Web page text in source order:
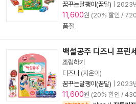
꿈꾸는달팽이(꿈달)
2023
11,600원 (20% 할인 /
품절
백설공주 디즈니 프린
조립하기
디즈니 (지은이)
꿈꾸는달팽이(꿈달)
2023
11,600원 (20% 할인 /